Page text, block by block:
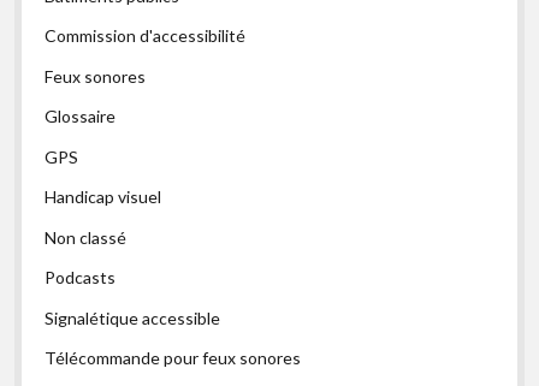
Commission d'accessibilité
Feux sonores
Glossaire
GPS
Handicap visuel
Non classé
Podcasts
Signalétique accessible
Télécommande pour feux sonores